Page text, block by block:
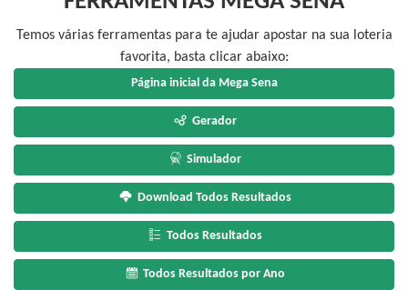
Temos várias ferramentas para te ajudar apostar na sua loteria
favorita, basta clicar abaixo:
Página inicial da Mega Sena
Gerador
Simulador
Download Todos Resultados
Todos Resultados
Todos Resultados por Ano